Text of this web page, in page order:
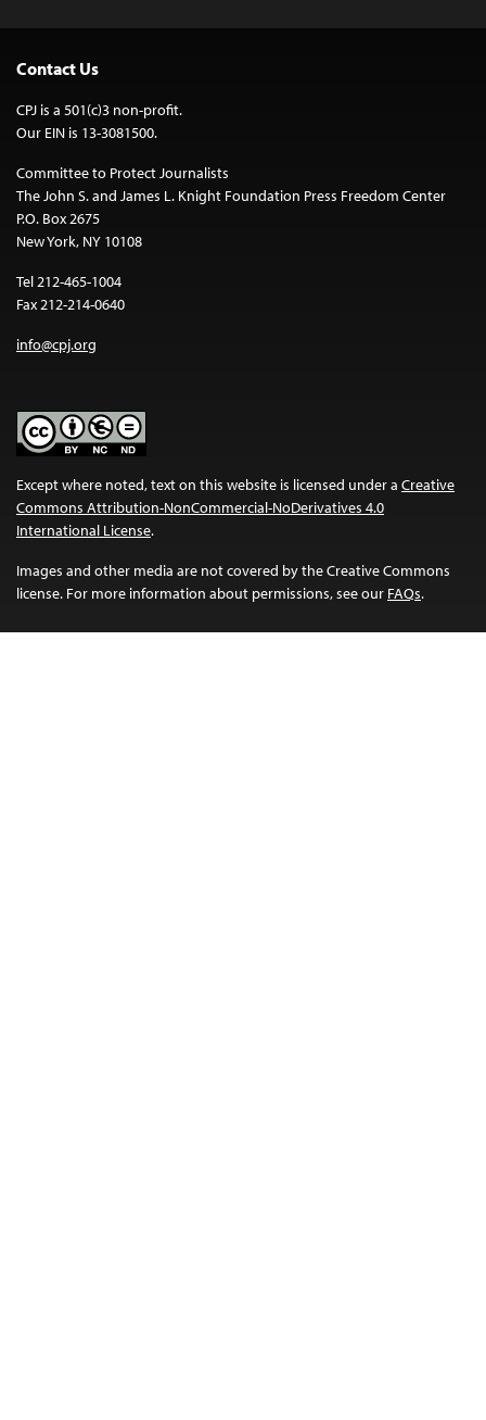
Contact Us
CPJ is a 501(c)3 non-profit.
Our EIN is 13-3081500.
Committee to Protect Journalists
The John S. and James L. Knight Foundation Press Freedom Center
P.O. Box 2675
New York, NY 10108
Tel 212-465-1004
Fax 212-214-0640
info@cpj.org
Except where noted, text on this website is licensed under a Creative
Commons Attribution-NonCommercial-NoDerivatives 4.0
International License.
Images and other media are not covered by the Creative Commons
license. For more information about permissions, see our FAQs.